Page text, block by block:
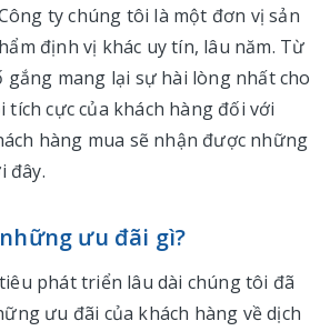
ty chúng tôi là một đơn vị sản
định vị khác uy tín, lâu năm. Từ
mang lại sự hài lòng nhất cho
cực của khách hàng đối với
hàng mua sẽ nhận được những
đây.
ưu đãi gì?
phát triển lâu dài chúng tôi đã
ưu đãi của khách hàng về dịch